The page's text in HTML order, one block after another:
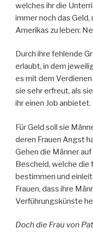
welches ihr die
immer noch das
Amerikas zu leben:
Durch ihre fehlende
erlaubt, in dem
es mit dem
sie sehr erfreut, als
ihr einen Job anbietet.
Für Geld soll sie
deren Frauen Angst
Gehen die Männer
Bescheid, welche
bestimmen und
Frauen, dass ihre
Verführungskünste
Doch die Frau von